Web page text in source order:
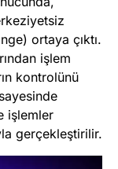
ortaya çıktı.
işlem
kontrolünü
işlemler
gerçekleştirilir.